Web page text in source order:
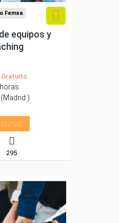
Femxa
equipos y
Gratuito
)
295
100%